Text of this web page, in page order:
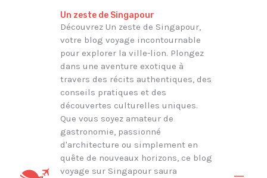
Un zeste de Singapour
Découvrez Un zeste de Singapour,
votre blog voyage incontournable
pour explorer la ville-lion. Plongez
dans une aventure exotique à
travers des récits authentiques, des
conseils pratiques et des
découvertes culturelles uniques.
Que vous soyez amateur de
gastronomie, passionné
d'architecture ou simplement en
quête de nouveaux horizons, ce blog
voyage sur Singapour saura
Rechercher